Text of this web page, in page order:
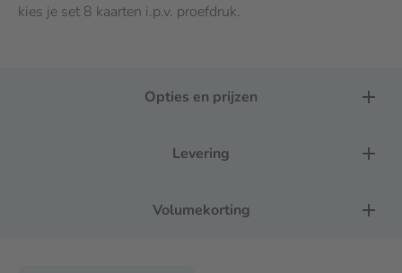
kies je set 8 kaarten i.p.v. proefdruk.
Opties en prijzen
Levering
Volumekorting